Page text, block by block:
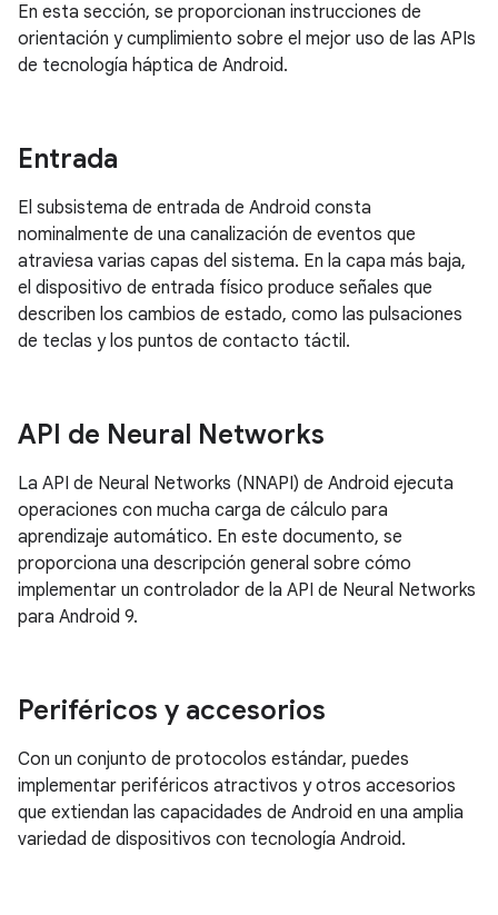
En esta sección, se proporcionan instrucciones de
orientación y cumplimiento sobre el mejor uso de las APIs
de tecnología háptica de Android.
Entrada
El subsistema de entrada de Android consta
nominalmente de una canalización de eventos que
atraviesa varias capas del sistema. En la capa más baja,
el dispositivo de entrada físico produce señales que
describen los cambios de estado, como las pulsaciones
de teclas y los puntos de contacto táctil.
API de Neural Networks
La API de Neural Networks (NNAPI) de Android ejecuta
operaciones con mucha carga de cálculo para
aprendizaje automático. En este documento, se
proporciona una descripción general sobre cómo
implementar un controlador de la API de Neural Networks
para Android 9.
Periféricos y accesorios
Con un conjunto de protocolos estándar, puedes
implementar periféricos atractivos y otros accesorios
que extiendan las capacidades de Android en una amplia
variedad de dispositivos con tecnología Android.